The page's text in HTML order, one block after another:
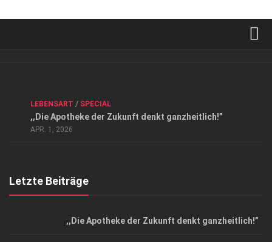
Datenschutzerklärung
Top Magazin Dresden / Ostsachsen
LEBENSART / SPECIAL
,,Die Apotheke der Zukunft denkt ganzheitlich!”
APR. 1, 2026
Letzte Beiträge
,,Die Apotheke der Zukunft denkt ganzheitlich!”